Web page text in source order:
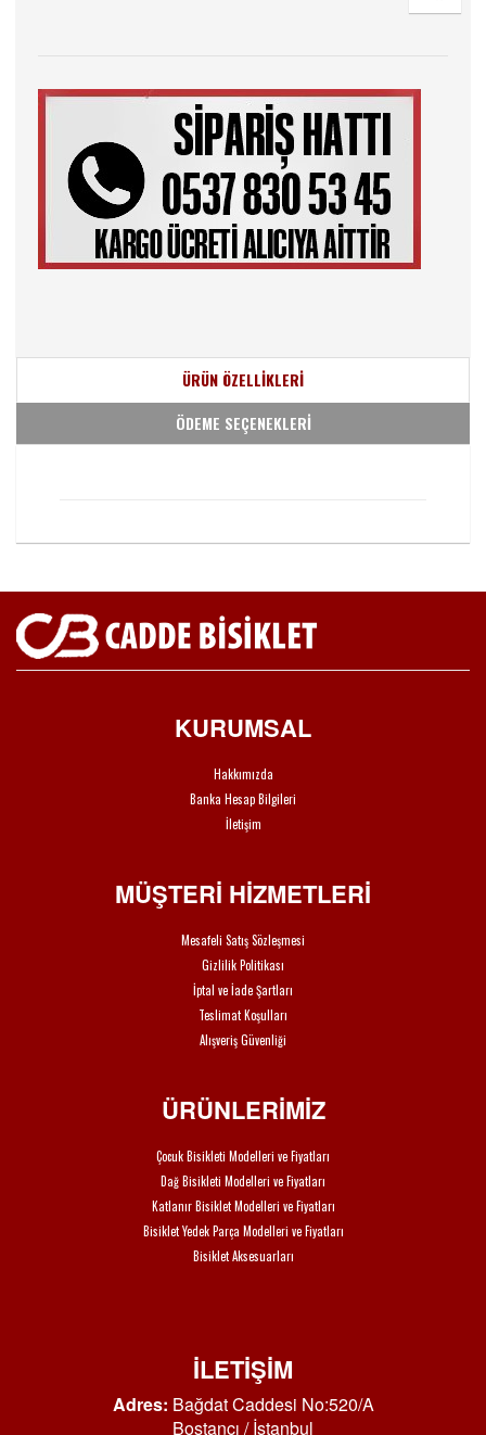
ÜRÜN ÖZELLİKLERİ
ÖDEME SEÇENEKLERİ
KURUMSAL
Hakkımızda
Banka Hesap Bilgileri
İletişim
MÜŞTERİ HİZMETLERİ
Mesafeli Satış Sözleşmesi
Gizlilik Politikası
İptal ve İade Şartları
Teslimat Koşulları
Alışveriş Güvenliği
ÜRÜNLERİMİZ
Çocuk Bisikleti Modelleri ve Fiyatları
Dağ Bisikleti Modelleri ve Fiyatları
Katlanır Bisiklet Modelleri ve Fiyatları
Bisiklet Yedek Parça Modelleri ve Fiyatları
Bisiklet Aksesuarları
İLETİŞİM
Adres: Bağdat Caddesi No:520/A
Bostancı / İstanbul